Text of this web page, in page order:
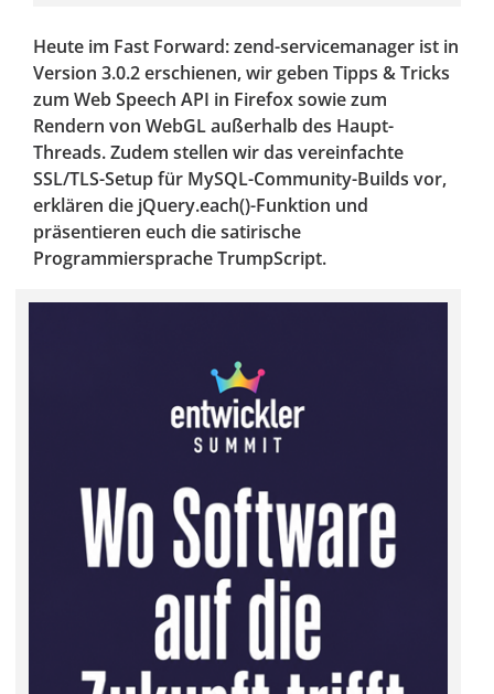
Heute im Fast Forward: zend-servicemanager ist in
Version 3.0.2 erschienen, wir geben Tipps & Tricks
zum Web Speech API in Firefox sowie zum
Rendern von WebGL außerhalb des Haupt-
Threads. Zudem stellen wir das vereinfachte
SSL/TLS-Setup für MySQL-Community-Builds vor,
erklären die jQuery.each()-Funktion und
präsentieren euch die satirische
Programmiersprache TrumpScript.